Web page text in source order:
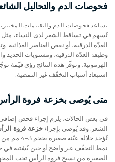
فحوصات الدم والتحاليل
تساعد فحوصات الدم والتقييمات
تُسهم في تساقط الشعر لدى النساء، مثل
الغدّة الدرقية، أو نقص العناصر
الهرمونية. وتوفّر هذه النتائج رؤى قيّمة
استبعاد أسباب التخفّف غير النمطية.
متى يُوصى بخزعة فروة
في بعض الحالات، يلزم إجراء فحص
الشعر. وقد يُوصى بإجراء خزعة فروة
تُؤخذ خلاله
نمط التخفّف غير واضح أو حين يُشتبه في
الصغيرة من نسيج فروة الرأس تحت